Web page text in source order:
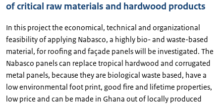
of critical raw materials and hardwood products
In this project the economical, technical and organizational
feasibility of applying Nabasco, a highly bio- and waste-based
material, for roofing and façade panels will be investigated. The
Nabasco panels can replace tropical hardwood and corrugated
metal panels, because they are biological waste based, have a
low environmental foot print, good fire and lifetime properties,
low price and can be made in Ghana out of locally produced